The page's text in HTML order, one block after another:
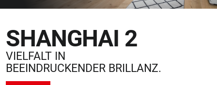
SHANGHAI 2
VIELFALT IN
BEEINDRUCKENDER BRILLANZ.